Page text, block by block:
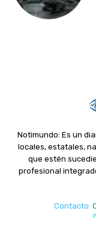
Notimundo: Es un
locales, estatales,
que estén
profesional
Contacto: